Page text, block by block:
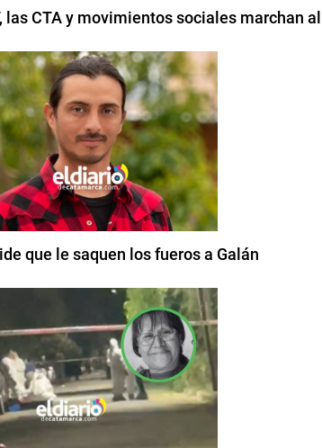
las CTA y movimientos sociales marchan
que le saquen los fueros a Galán